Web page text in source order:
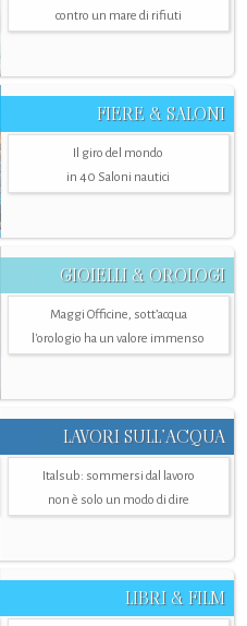
contro un mare di rifiuti
FIERE & SALONI
Il giro del mondo
in 40 Saloni nautici
GIOIELLI & OROLOGI
Maggi Officine, sott’acqua
l'orologio ha un valore immenso
LAVORI SULL’ACQUA
Italsub: sommersi dal lavoro
non è solo un modo di dire
LIBRI & FILM